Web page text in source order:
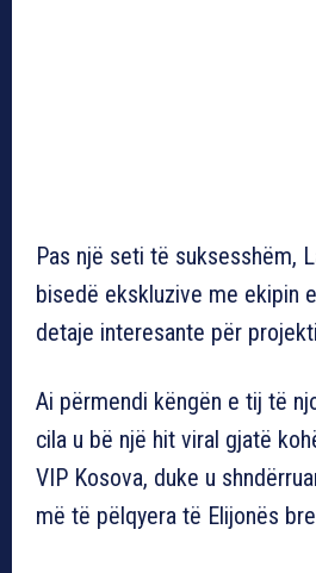
Pas një seti të suksesshëm,
bisedë ekskluzive me ekipin
detaje interesante për
Ai përmendi këngën e tij të
cila u bë një hit viral gjatë
VIP Kosova, duke u
më të pëlqyera të Elijonës